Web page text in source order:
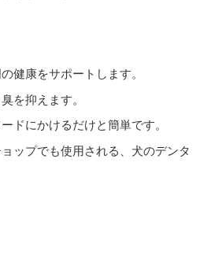
健康をサポートします。
を抑えます。
ドにかけるだけと簡単です。
ップでも使用される、犬のデンタ